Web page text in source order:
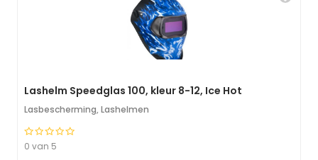
Lashelm Speedglas 100, kleur 8-12, Ice Hot
Lasbescherming, Lashelmen
0 van 5